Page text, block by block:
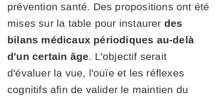
prévention santé. Des propositions ont été
mises sur la table pour instaurer des
bilans médicaux périodiques au-delà
d'un certain âge . L'objectif serait
d'évaluer la vue, l'ouïe et les réflexes
cognitifs afin de valider le maintien du